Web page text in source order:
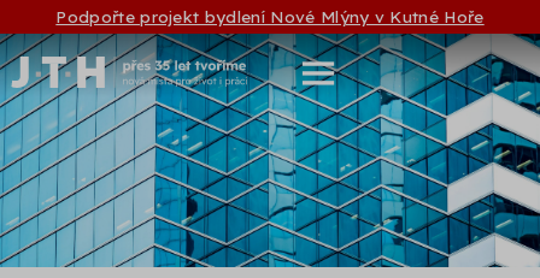
Podpořte projekt bydlení Nové Mlýny v Kutné Hoře